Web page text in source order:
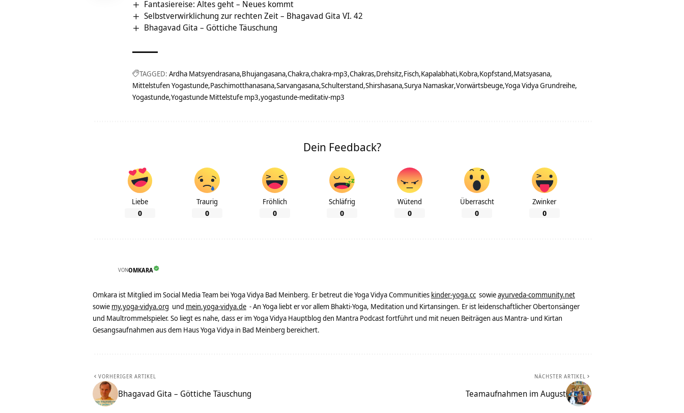
Fantasiereise: Altes geht – Neues kommt
Selbstverwirklichung zur rechten Zeit – Bhagavad Gita VI. 42
Bhagavad Gita – Göttiche Täuschung
TAGGED: Ardha Matsyendrasana Bhujangasana Chakra chakra-mp3 Chakras Drehsitz Fisch Kapalabhati Kobra Kopfstand Matsyasana
Mittelstufen Yogastunde Paschimotthanasana Sarvangasana Schulterstand Shirshasana Surya Namaskar Vorwärtsbeuge Yoga Vidya Grundreihe
Yogastunde Yogastunde Mittelstufe mp3 yogastunde-meditativ-mp3
Dein Feedback?
Liebe
0
Traurig
0
Fröhlich
0
Schläfrig
0
Wütend
0
Überrascht
0
Zwinker
0
VONOMKARA
Omkara ist Mitglied im Social Media Team bei Yoga Vidya Bad Meinberg. Er betreut die Yoga Vidya Communities kinder-yoga.cc sowieayurveda-community.net
sowie my.yoga-vidya.org und mein.yoga-vidya.de - An Yoga liebt er vor allem Bhakti-Yoga, Meditation und Kirtansingen. Er ist leidenschaftlicher Obertonsänger
und Maultrommelspieler. So liegt es nahe, dass er im Yoga Vidya Hauptblog den Mantra Podcast fortführt und mit neuen Beiträgen aus Mantra- und Kirtan
Gesangsaufnahmen aus dem Haus Yoga Vidya in Bad Meinberg bereichert.
VORHERIGER ARTIKEL
Bhagavad Gita – Göttiche Täuschung
NÄCHSTER ARTIKEL
Teamaufnahmen im August